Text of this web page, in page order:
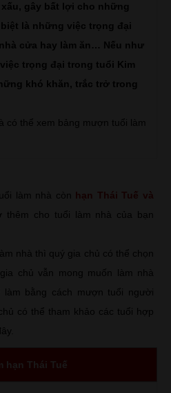
gây bất lợi cho những
là những việc trọng đại
cửa hay làm ăn… Nếu như
trọng đại trong tuổi Kim
khó khăn, trắc trở trong
có thể xem bảng mượn tuổi làm
làm nhà còn hạn Thái Tuế và
thêm cho tuổi làm nhà của bạn
nhà thì quý gia chủ có thể chọn
chủ vẫn mong muốn làm nhà
bằng cách mượn tuổi người
có thể tham khảo các tuổi hợp
hạn Thái Tuế